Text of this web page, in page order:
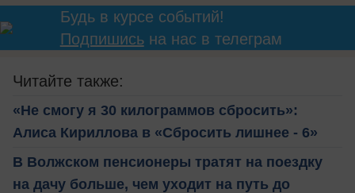
Будь в курсе событий!
Подпишисьна нас в телеграм
Читайте также:
«Не смогу я 30 килограммов сбросить»:
Алиса Кириллова в «Сбросить лишнее - 6»
В Волжском пенсионеры тратят на поездку
на дачу больше, чем уходит на путь до